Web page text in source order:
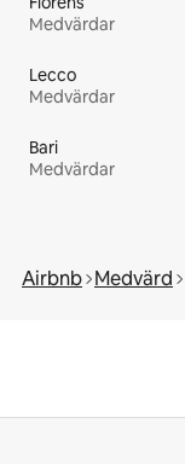
Medvärdar
Lecco
Medvärdar
Bari
Medvärdar
Airbnb Medvärd